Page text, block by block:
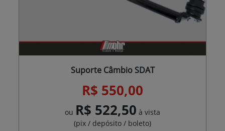
Suporte Câmbio SDAT
R$ 550,00
ou R$ 522,50 à vista
(pix / depósito / boleto)